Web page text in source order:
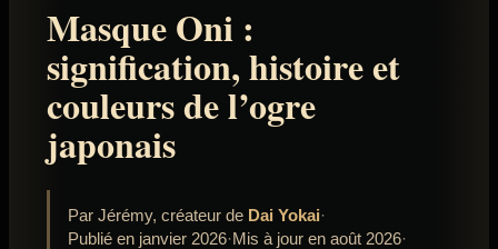
Masque Oni :
signification, histoire et
couleurs de l’ogre
japonais
Par Jérémy, créateur de Dai Yokai·
Publié en janvier 2026·Mis à jour en août 2026·